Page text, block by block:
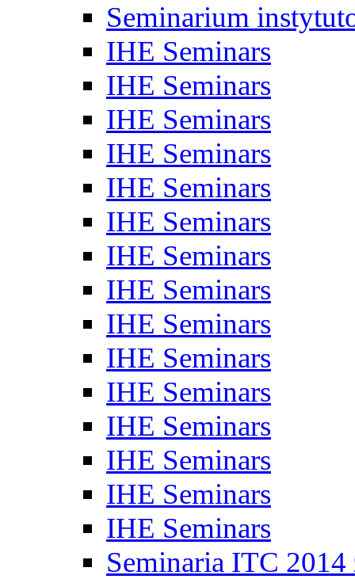
Seminarium
IHE Seminars
IHE Seminars
IHE Seminars
IHE Seminars
IHE Seminars
IHE Seminars
IHE Seminars
IHE Seminars
IHE Seminars
IHE Seminars
IHE Seminars
IHE Seminars
IHE Seminars
IHE Seminars
IHE Seminars
Seminaria ITC 2014